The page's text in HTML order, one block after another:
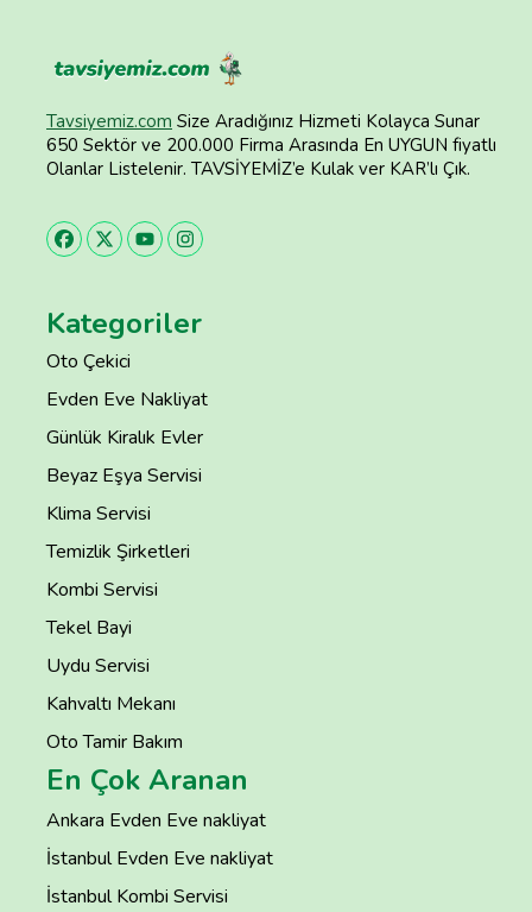
Tavsiyemiz.com Size Aradığınız Hizmeti Kolayca Sunar
650 Sektör ve 200.000 Firma Arasında En UYGUN fiyatlı
Olanlar Listelenir. TAVSİYEMİZ’e Kulak ver KAR’lı Çık.
Kategoriler
Oto Çekici
Evden Eve Nakliyat
Günlük Kiralık Evler
Beyaz Eşya Servisi
Klima Servisi
Temizlik Şirketleri
Kombi Servisi
Tekel Bayi
Uydu Servisi
Kahvaltı Mekanı
Oto Tamir Bakım
En Çok Aranan
Ankara Evden Eve nakliyat
İstanbul Evden Eve nakliyat
İstanbul Kombi Servisi